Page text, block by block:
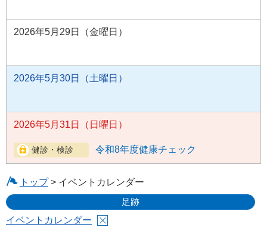
2026年5月29日（金曜日）
2026年5月30日（土曜日）
2026年5月31日（日曜日）
令和8年度健康チェック
トップ> イベントカレンダー
足跡
イベントカレンダー